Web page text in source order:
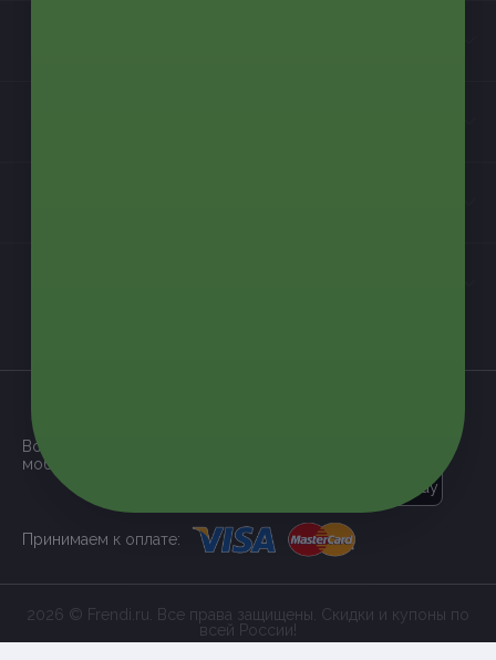
Все наши купоны доступны через
мобильное приложение:
Google Play
Принимаем к оплате:
2026 © Frendi.ru. Все права защищены. Скидки и купоны по
всей России!